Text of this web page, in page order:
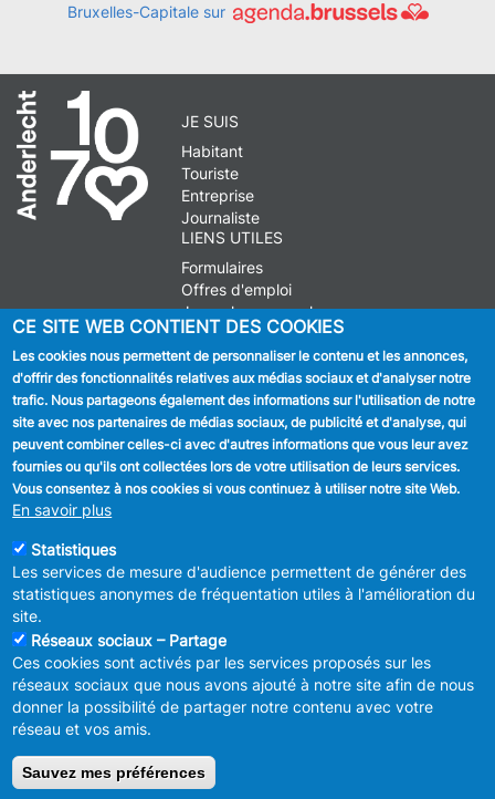
Bruxelles-Capitale sur
JE SUIS
Habitant
Touriste
Entreprise
Journaliste
LIENS UTILES
Formulaires
Offres d'emploi
Journal communal
Stationnement
SUIVEZ NOUS
Facebook
Linkedin
MENU
FOOTER
LEGAL
Déclaration de confidentialité
Déclaration d'accessibilité
modération des réseaux sociaux
CE SITE WEB CONTIENT DES COOKIES
Les cookies nous permettent de personnaliser le contenu et les annonces,
d'offrir des fonctionnalités relatives aux médias sociaux et d'analyser notre
trafic. Nous partageons également des informations sur l'utilisation de notre
site avec nos partenaires de médias sociaux, de publicité et d'analyse, qui
peuvent combiner celles-ci avec d'autres informations que vous leur avez
fournies ou qu'ils ont collectées lors de votre utilisation de leurs services.
Vous consentez à nos cookies si vous continuez à utiliser notre site Web.
En savoir plus
Statistiques
Les services de mesure d'audience permettent de générer des
statistiques anonymes de fréquentation utiles à l'amélioration du
site.
Réseaux sociaux – Partage
Ces cookies sont activés par les services proposés sur les
réseaux sociaux que nous avons ajouté à notre site afin de nous
donner la possibilité de partager notre contenu avec votre
réseau et vos amis.
Sauvez mes préférences